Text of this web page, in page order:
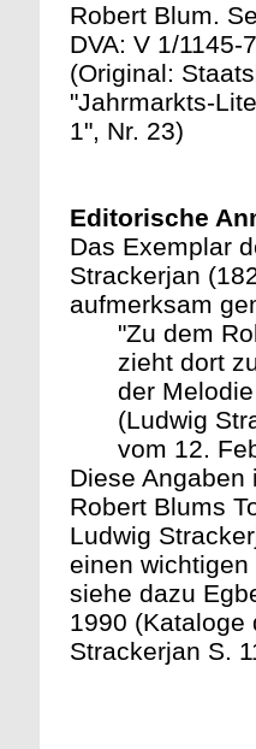
Robert Blum.
DVA: V 1/1145-7
(Original:
"Jahrmarkts-
1", Nr. 23)
Editorische
Das Exemplar
Strackerjan
aufmerksam
"Zu dem
zieht dort
der
(Ludwig
vom 12.
Diese
Robert Blums
Ludwig
einen
siehe dazu
1990 (Kataloge
Strackerjan S.